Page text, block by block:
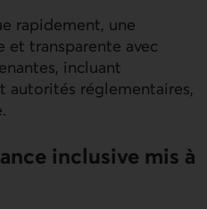
rapidement, une
transparente avec
incluant
autorités réglementaires,
inclusive mis à